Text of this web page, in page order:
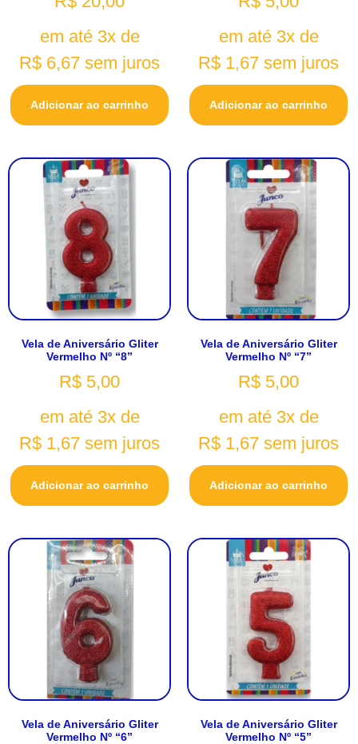
em até 3x de
R$ 6,67 sem juros
Adicionar ao carrinho
em até 3x de
R$ 1,67 sem juros
Adicionar ao carrinho
Vela de Aniversário Gliter
Vermelho Nº “8”
R$ 5,00
em até 3x de
R$ 1,67 sem juros
Adicionar ao carrinho
Vela de Aniversário Gliter
Vermelho Nº “7”
R$ 5,00
em até 3x de
R$ 1,67 sem juros
Adicionar ao carrinho
Vela de Aniversário Gliter
Vermelho Nº “6”
Vela de Aniversário Gliter
Vermelho Nº “5”